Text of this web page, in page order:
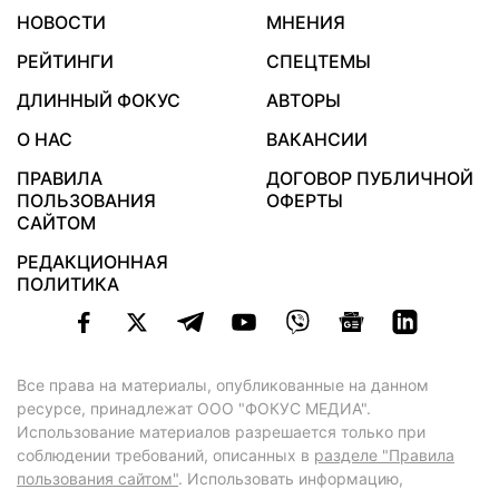
НОВОСТИ
МНЕНИЯ
РЕЙТИНГИ
СПЕЦТЕМЫ
ДЛИННЫЙ ФОКУС
АВТОРЫ
О НАС
ВАКАНСИИ
ПРАВИЛА
ПОЛЬЗОВАНИЯ
САЙТОМ
ДОГОВОР ПУБЛИЧНОЙ
ОФЕРТЫ
РЕДАКЦИОННАЯ
ПОЛИТИКА
Все права на материалы, опубликованные на данном
ресурсе, принадлежат ООО "ФОКУС МЕДИА".
Использование материалов разрешается только при
соблюдении требований, описанных в разделе "Правила
пользования сайтом". Использовать информацию,